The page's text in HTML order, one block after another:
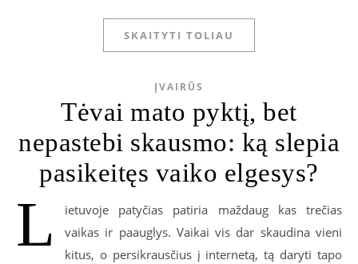
SKAITYTI TOLIAU
ĮVAIRŪS
Tėvai mato pyktį, bet
nepastebi skausmo: ką slepia
pasikeitęs vaiko elgesys?
L
ietuvoje patyčias patiria maždaug kas trečias
vaikas ir paauglys. Vaikai vis dar skaudina vieni
kitus, o persikrausčius į internetą, tą daryti tapo